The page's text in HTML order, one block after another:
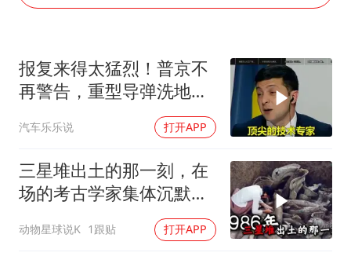
5万小车卖不动 微型代步车集体遇冷
手机真会“偷听”我们说话吗
加沙约14万栋建筑被完全摧毁
从科技创新看开局起步的时与势
报复来得太猛烈！普京不
再警告，重型导弹洗地，
汽车乐乐说 打开APP
三星堆出土的那一刻，在
场的考古学家集体沉默
了，颠覆所有人的认知
动物星球说K 1跟贴 打开APP